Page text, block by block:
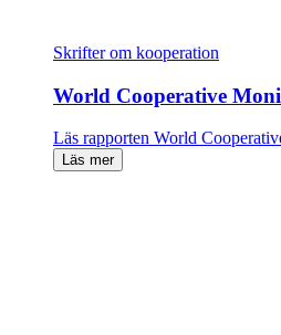
Skrifter om kooperation
World Cooperative
Läs rapporten World
Läs mer